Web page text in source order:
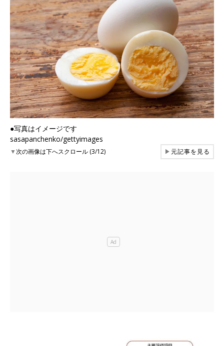
●写真はイメージです
sasapanchenko/gettyimages
▼次の画像は下へスクロール (3/12) ▶元記事を見る